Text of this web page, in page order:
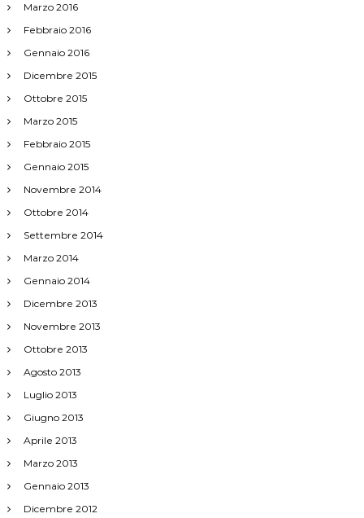
Marzo 2016
Febbraio 2016
Gennaio 2016
Dicembre 2015
Ottobre 2015
Marzo 2015
Febbraio 2015
Gennaio 2015
Novembre 2014
Ottobre 2014
Settembre 2014
Marzo 2014
Gennaio 2014
Dicembre 2013
Novembre 2013
Ottobre 2013
Agosto 2013
Luglio 2013
Giugno 2013
Aprile 2013
Marzo 2013
Gennaio 2013
Dicembre 2012